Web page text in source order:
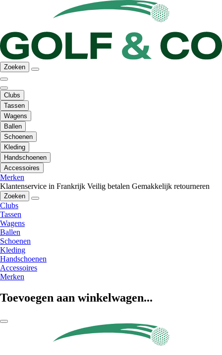
Zoeken
Clubs
Tassen
Wagens
Ballen
Schoenen
Kleding
Handschoenen
Accessoires
Merken
Klantenservice in Frankrijk Veilig betalen Gemakkelijk retourneren
Zoeken
Clubs
Tassen
Wagens
Ballen
Schoenen
Kleding
Handschoenen
Accessoires
Merken
Toevoegen aan winkelwagen...